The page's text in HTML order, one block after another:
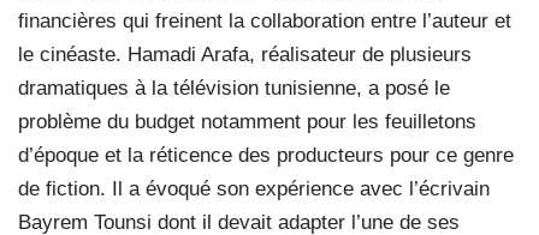
financières qui freinent la collaboration entre l’auteur et
le cinéaste. Hamadi Arafa, réalisateur de plusieurs
dramatiques à la télévision tunisienne, a posé le
problème du budget notamment pour les feuilletons
d’époque et la réticence des producteurs pour ce genre
de fiction. Il a évoqué son expérience avec l’écrivain
Bayrem Tounsi dont il devait adapter l’une de ses